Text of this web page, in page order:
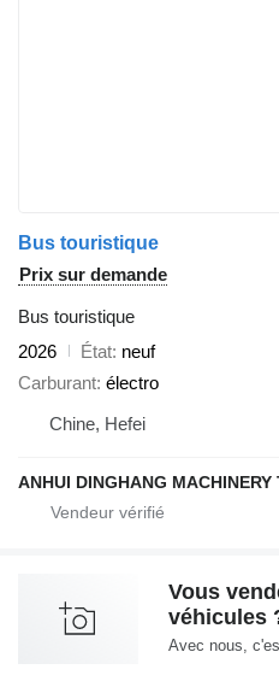
Bus touristique
Prix sur demande
Bus touristique
2026
État neuf
Carburant électro
Chine, Hefei
ANHUI DINGHANG
Vous
véhicules
Avec nous,